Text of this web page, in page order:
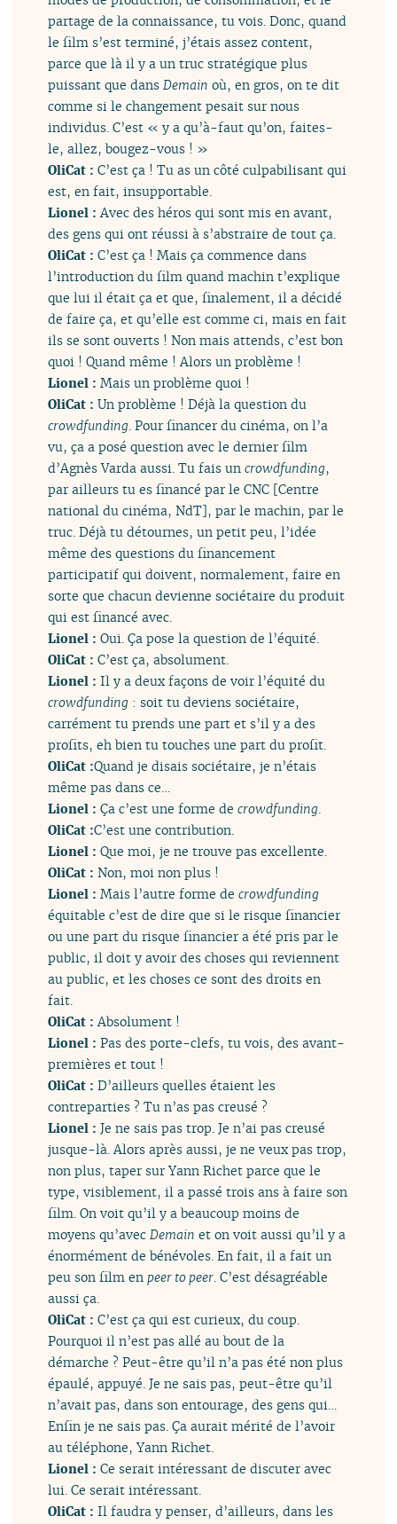
partage de la connaissance, tu vois. Donc, quand
le film s’est terminé, j’étais assez content,
parce que là il y a un truc stratégique plus
puissant que dansDemain où, en gros, on te dit
comme si le changement pesait sur nous
individus. C’est « y a qu’à-faut qu’on, faites-
le, allez, bougez-vous ! »
OliCat : C’est ça ! Tu as un côté culpabilisant qui
est, en fait, insupportable.
Lionel : Avec des héros qui sont mis en avant,
des gens qui ont réussi à s’abstraire de tout ça.
OliCat : C’est ça ! Mais ça commence dans
l’introduction du film quand machin t’explique
que lui il était ça et que, finalement, il a décidé
de faire ça, et qu’elle est comme ci, mais en fait
ils se sont ouverts ! Non mais attends, c’est bon
quoi ! Quand même ! Alors un problème !
Lionel : Mais un problème quoi !
OliCat : Un problème ! Déjà la question du
crowdfunding. Pour financer du cinéma, on l’a
vu, ça a posé question avec le dernier film
d’Agnès Varda aussi. Tu fais uncrowdfunding,
par ailleurs tu es financé par le CNC [Centre
national du cinéma, NdT], par le machin, par le
truc. Déjà tu détournes, un petit peu, l’idée
même des questions du financement
participatif qui doivent, normalement, faire en
sorte que chacun devienne sociétaire du produit
qui est financé avec.
Lionel : Oui. Ça pose la question de l’équité.
OliCat : C’est ça, absolument.
Lionel : Il y a deux façons de voir l’équité du
crowdfunding : soit tu deviens sociétaire,
carrément tu prends une part et s’il y a des
profits, eh bien tu touches une part du profit.
OliCat :Quand je disais sociétaire, je n’étais
même pas dans ce…
Lionel : Ça c’est une forme decrowdfunding.
OliCat :C’est une contribution.
Lionel : Que moi, je ne trouve pas excellente.
OliCat : Non, moi non plus !
Lionel : Mais l’autre forme decrowdfunding
équitable c’est de dire que si le risque financier
ou une part du risque financier a été pris par le
public, il doit y avoir des choses qui reviennent
au public, et les choses ce sont des droits en
fait.
OliCat : Absolument !
Lionel : Pas des porte-clefs, tu vois, des avant-
premières et tout !
OliCat : D’ailleurs quelles étaient les
contreparties ? Tu n’as pas creusé ?
Lionel : Je ne sais pas trop. Je n’ai pas creusé
jusque-là. Alors après aussi, je ne veux pas trop,
non plus, taper sur Yann Richet parce que le
type, visiblement, il a passé trois ans à faire son
film. On voit qu’il y a beaucoup moins de
moyens qu’avecDemain et on voit aussi qu’il y a
énormément de bénévoles. En fait, il a fait un
peu son film en peer to peer. C’est désagréable
aussi ça.
OliCat : C’est ça qui est curieux, du coup.
Pourquoi il n’est pas allé au bout de la
démarche ? Peut-être qu’il n’a pas été non plus
épaulé, appuyé. Je ne sais pas, peut-être qu’il
n’avait pas, dans son entourage, des gens qui…
Enfin je ne sais pas. Ça aurait mérité de l’avoir
au téléphone, Yann Richet.
Lionel : Ce serait intéressant de discuter avec
lui. Ce serait intéressant.
OliCat : Il faudra y penser, d’ailleurs, dans les